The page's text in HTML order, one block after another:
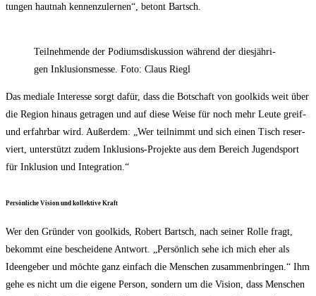
tun­gen haut­nah ken­nen­zu­ler­nen“, betont Bartsch.
Teil­neh­men­de der Podi­ums­dis­kus­si­on wäh­rend der dies­jäh­ri­
gen Inklu­si­ons­mes­se. Foto: Claus Riegl
Das media­le Inter­es­se sorgt dafür, dass die Bot­schaft von gool­kids weit über
die Regi­on hin­aus getra­gen und auf die­se Wei­se für noch mehr Leu­te greif-
und erfahr­bar wird. Außer­dem: „Wer teil­nimmt und sich einen Tisch reser­
viert, unter­stützt zudem Inklu­si­ons-Pro­jek­te aus dem Bereich Jugend­sport
für Inklu­si­on und Integration.“
Per­sön­li­che Visi­on und kol­lek­ti­ve Kraft
Wer den Grün­der von gool­kids, Robert Bartsch, nach sei­ner Rol­le fragt,
bekommt eine beschei­de­ne Ant­wort. „Per­sön­lich sehe ich mich eher als
Ideen­ge­ber und möch­te ganz ein­fach die Men­schen zusam­men­brin­gen.“ Ihm
gehe es nicht um die eige­ne Per­son, son­dern um die Visi­on, dass Men­schen